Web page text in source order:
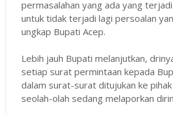
permasalahan yang ada yang
untuk tidak terjadi lagi persoalan
ungkap Bupati Acep.
Lebih jauh Bupati melanjutkan,
setiap surat permintaan kepada
dalam surat-surat ditujukan ke
seolah-olah sedang melaporkan